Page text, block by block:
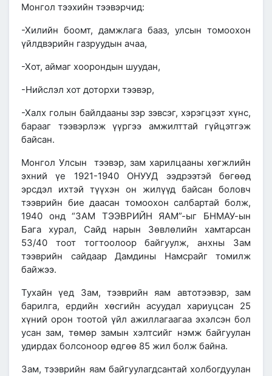
Монгол тээхийн тээвэрчид:
-Хилийн боомт, дамжлага бааз, улсын томоохон
үйлдвэрийн газруудын ачаа,
-Хот, аймаг хоорондын шуудан,
-Нийслэл хот доторхи тээвэр,
-Халх голын байлдааны зэр зэвсэг, хэрэгцээт хүнс,
барааг тээвэрлэж үүргээ амжилттай гүйцэтгэж
байсан.
Монгол Улсын тээвэр, зам харилцааны хөгжлийн
эхний үе 1921-1940 ОНУУД
ээдрээтэй бөгөөд
эрсдэл ихтэй түүхэн он жилүүд байсан боловч
тээврийн бие даасан томоохон салбартай болж,
1940 онд “ЗАМ ТЭЭВРИЙН ЯАМ”-ыг
БНМАУ-ын
Бага хурал, Сайд нарын Зөвлөлийн хамтарсан
53/40 тоот тогтоолоорбайгуулж, анхны Зам
тээврийн сайдаар Дамдины Намсрайг томилж
байжээ.
Тухайн үед Зам, тээврийн яам автотээвэр, зам
барилга, ердийн хөсгийн асуудал хариуцсан 25
хүний орон тоотой үйл ажиллагаагаа эхэлсэн бол
усан зам, төмөр замын хэлтсийг нэмж байгуулан
удирдах болсоноор өдгөө 85 жил болж байна.
Зам, тээврийн яам байгуулагдсантай холбогдуулан